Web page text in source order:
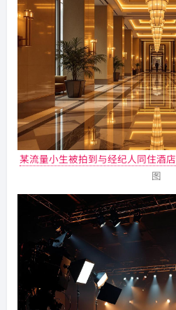
某流量小生被拍到与经纪人同住酒店
图